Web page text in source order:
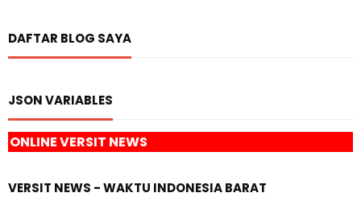
DAFTAR BLOG SAYA
JSON VARIABLES
VERSIT NEWS - WAKTU INDONESIA BARAT